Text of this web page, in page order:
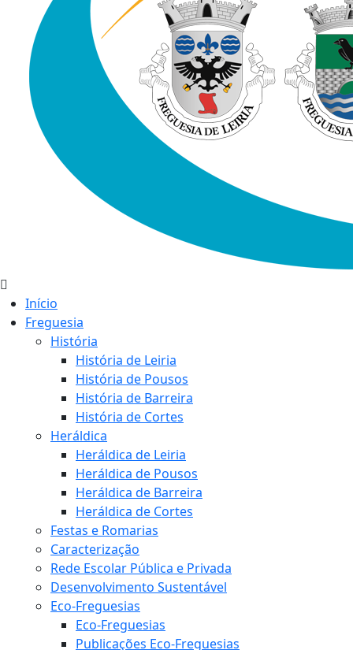
Início
Freguesia
História
História de Leiria
História de Pousos
História de Barreira
História de Cortes
Heráldica
Heráldica de Leiria
Heráldica de Pousos
Heráldica de Barreira
Heráldica de Cortes
Festas e Romarias
Caracterização
Rede Escolar Pública e Privada
Desenvolvimento Sustentável
Eco-Freguesias
Eco-Freguesias
Publicações Eco-Freguesias